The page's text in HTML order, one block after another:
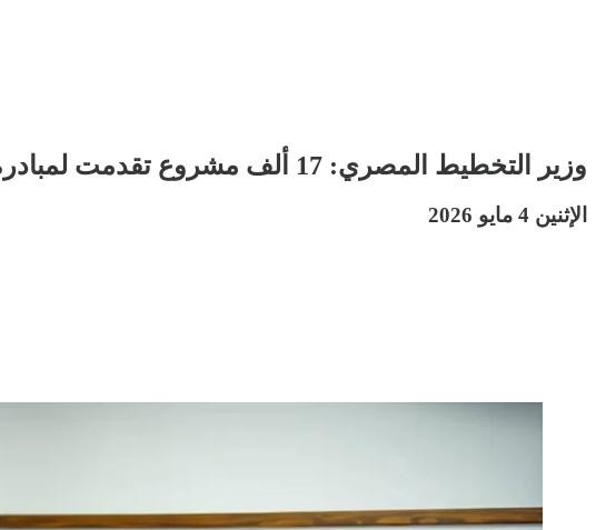
وزير التخطيط المصري: 17 ألف مشروع تقدمت لمبادرة المشروعات الخضراء الذكية
الإثنين 4 مايو 2026